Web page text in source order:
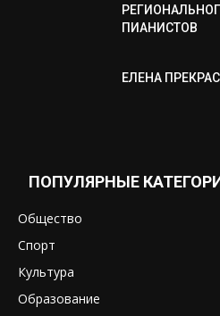
ПИАНИСТОВ
ЕЛЕНА
ПОПУЛЯРНЫЕ
Общество
Спорт
Культура
Образование